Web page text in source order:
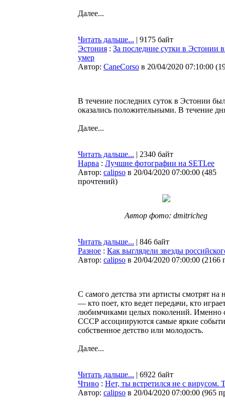
Далее...
Читать дальше... | 9175 байт
Эстония : За последние сутки в Эстонии
умер
Автор: CaneCorso в 20/04/2020 07:10:00 (
В течение последних суток в Эстонии
оказались положительными. В течение
Далее...
Читать дальше... | 2340 байт
Нарва : Лучшие фотографии на SETI.ee
Автор: calipso в 20/04/2020 07:00:00 (485
прочтений)
Автор фото: dmitricheg
Читать дальше... | 846 байт
Разное : Как выглядели звезды
Автор: calipso в 20/04/2020 07:00:00 (2166
С самого детства эти артисты смотрят
— кто поет, кто ведет передачи, кто
любимчиками целых поколений. Именно
СССР ассоциируются самые яркие
собственное детство или молодость.
Далее...
Читать дальше... | 6922 байт
Чтиво : Нет, ты встретился не с вирусом.
Автор: calipso в 20/04/2020 07:00:00 (965